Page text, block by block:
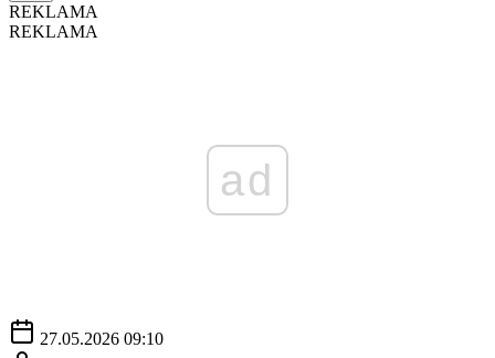
REKLAMA
REKLAMA
ad
27.05.2026 09:10